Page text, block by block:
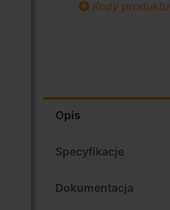
Kody produktu
Opis
Specyfikacje
Dokumentacja